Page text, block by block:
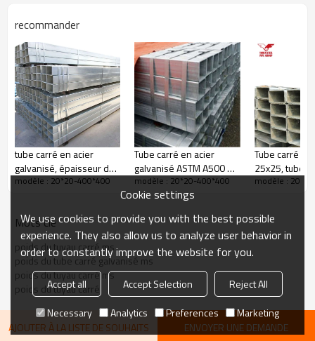
Tube en acier à section creuse carrée
Tube carré
Tube en acier rectangulaire
Tube en acier carré et rectangulaire
Tube carré de haute qualité de marque Youfa
recommander
tube carré en acier
galvanisé, épaisseur de
paroi
modèle : 20*20-400*400
Tube carré en acier
galvanisé ASTM A500 de
2 à 16 mm d'épaisseur
modèle : 20*20-400*400
Tube carré
25x25, tube
1 pouce x 1
modèle :
Mots clé
poids du tuyau carré ms
poids du tube carré galvanisé ms
poids du tuyau carré ms
poids du tuyau carré
AJOUTER À LA LISTE DE SOUHAITS ENVOYER UNE DEMANDE
Cookie settings
We use cookies to provide you with the best possible
experience. They also allow us to analyze user behavior in
order to constantly improve the website for you.
Accept all Accept Selection
Reject All
Necessary
Analytics Preferences Marketing